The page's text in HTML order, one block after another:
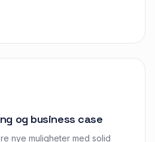
og business case
nye muligheter med solid